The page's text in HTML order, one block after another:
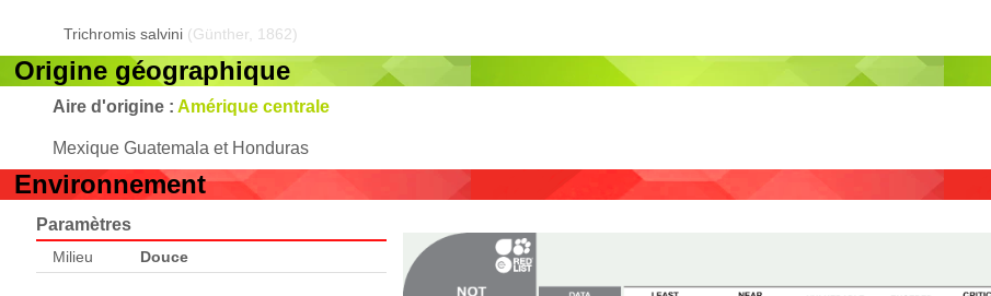
Trichromis salvini (Günther, 1862)
Origine géographique
Aire d'origine :Amérique centrale
Mexique Guatemala et Honduras
Environnement
Paramètres
Milieu Douce